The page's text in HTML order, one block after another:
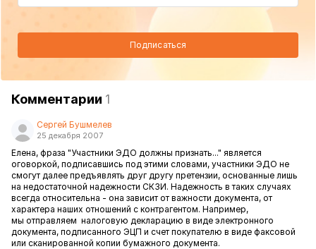
Подписаться
Комментарии 1
Сергей Бушмелев
25 декабря 2007
Елена, фраза "Участники ЭДО должны признать..." является
оговоркой, подписавшись под этими словами, участники ЭДО не
смогут далее предъявлять друг другу претензии, основанные лишь
на недостаточной надежности СКЗИ. Надежность в таких случаях
всегда относительна - она зависит от важности документа, от
характера наших отношений с контрагентом. Например,
мы отправляем налоговую декларацию в виде электронного
документа, подписанного ЭЦП и счет покупателю в виде факсовой
или сканированной копии бумажного документа.